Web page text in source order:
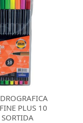
PLUS 10
SORTIDA